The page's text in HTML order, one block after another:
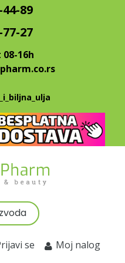
89
27
16h
se Moj nalog